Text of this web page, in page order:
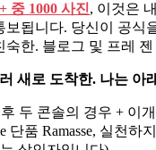
중 1000 사진, 이것은
됩니다. 당신이 공
한. 블로그 및 프레
새로 도착한. 나는 아
두 콘솔의 경우 + 이
단품 Ramasse, 실천